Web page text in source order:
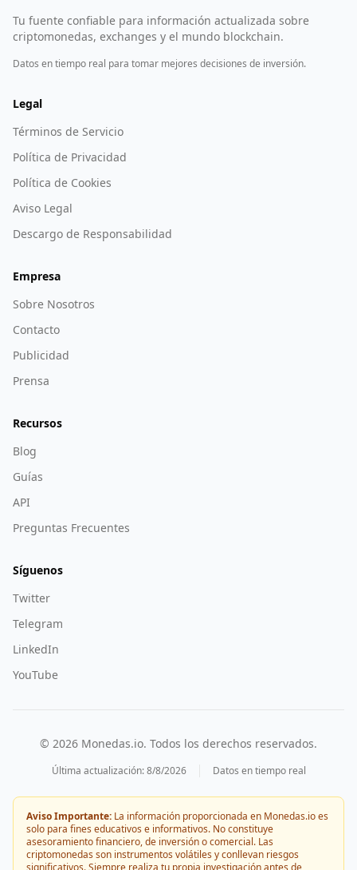
Tu fuente confiable para información actualizada sobre
criptomonedas, exchanges y el mundo blockchain.
Datos en tiempo real para tomar mejores decisiones de inversión.
Legal
Términos de Servicio
Política de Privacidad
Política de Cookies
Aviso Legal
Descargo de Responsabilidad
Empresa
Sobre Nosotros
Contacto
Publicidad
Prensa
Recursos
Blog
Guías
API
Preguntas Frecuentes
Síguenos
Twitter
Telegram
LinkedIn
YouTube
© 2026 Monedas.io. Todos los derechos reservados.
Última actualización:8/8/2026 Datos en tiempo real
Aviso Importante: La información proporcionada en Monedas.io es
solo para fines educativos e informativos. No constituye
asesoramiento financiero, de inversión o comercial. Las
criptomonedas son instrumentos volátiles y conllevan riesgos
significativos. Siempre realiza tu propia investigación antes de